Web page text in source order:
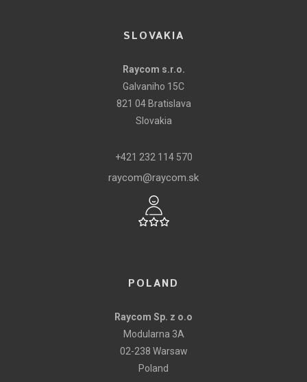
SLOVAKIA
Raycom s.r.o.
Galvaniho 15C
821 04 Bratislava
Slovakia
+421 232 114 570
raycom@raycom.sk
POLAND
Raycom Sp. z o.o
Modularna 3A
02-238 Warsaw
Poland